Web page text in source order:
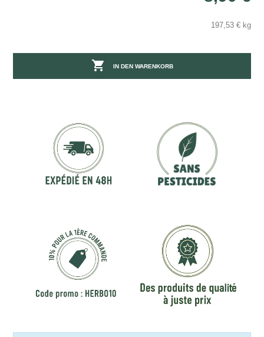
197,53 € kg
 IN DEN WARENKORB